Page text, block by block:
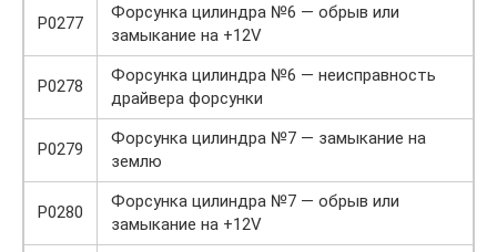
P0277
Форсунка цилиндра №6 — обрыв или
замыкание на +12V
P0278
Форсунка цилиндра №6 — неисправность
драйвера форсунки
P0279
Форсунка цилиндра №7 — замыкание на
землю
P0280
Форсунка цилиндра №7 — обрыв или
замыкание на +12V